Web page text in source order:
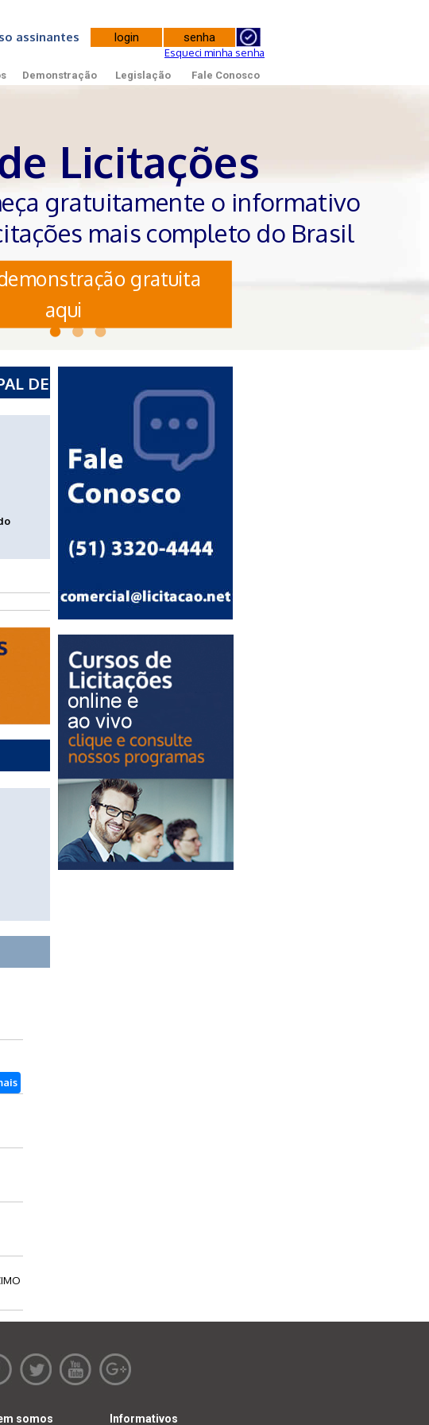
assinantes
Esqueci minha senha
Demonstração Legislação Fale Conosco
Licitações
gratuitamente o informativo
mais completo do Brasil
gratuita
aqui
DE
somos Informativos